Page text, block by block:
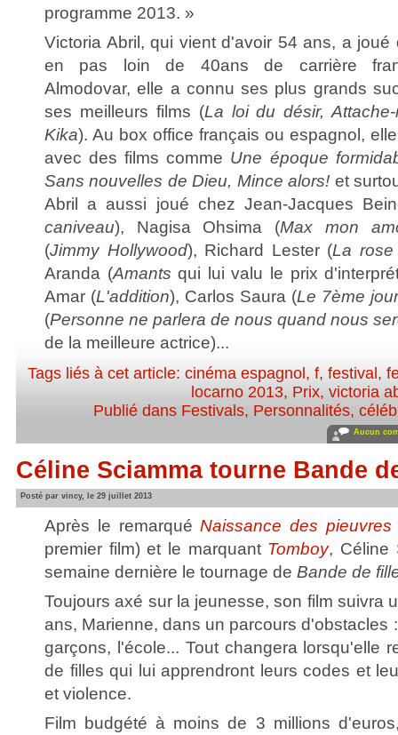
programme 2013. »
Victoria Abril, qui vient d'avoir 54 ans, a
en pas loin de 40ans de carrière
Almodovar, elle a connu ses plus grands
ses meilleurs films (La loi du désir,
Kika). Au box office français ou espagnol,
avec des films comme Une époque
Sans nouvelles de Dieu, Mince alors! et
Abril a aussi joué chez Jean-Jacques
caniveau), Nagisa Ohsima (Max mon
(Jimmy Hollywood), Richard Lester (La
Aranda (Amants qui lui valu le prix
Amar (L'addition), Carlos Saura (Le 7ème jour
(Personne ne parlera de nous quand nous
de la meilleure actrice)...
Tags liés à cet article:cinéma espagnol ,f,festival ,
locarno 2013, Prix, victoria
Publié dans Festivals, Personnalités,
Aucun
Céline Sciamma tourne Bande
Posté par vincy, le 29 juillet 2013
Après le remarquéNaissance des pieuvres
premier film) et le marquant Tomboy, Céline
semaine dernière le tournage de Bande de
Toujours axé sur la jeunesse, son film suivra
ans, Marienne, dans un parcours d'obstacles
garçons, l'école... Tout changera lorsqu'elle
de filles qui lui apprendront leurs codes et
et violence.
Film budgété à moins de 3 millions